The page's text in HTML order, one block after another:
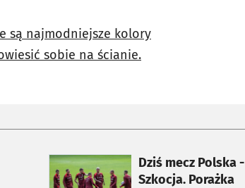
są najmodniejsze kolory
sobie na ścianie.
Dziś mecz Polska -
Szkocja. Porażka
otworzy się w nowej karcie